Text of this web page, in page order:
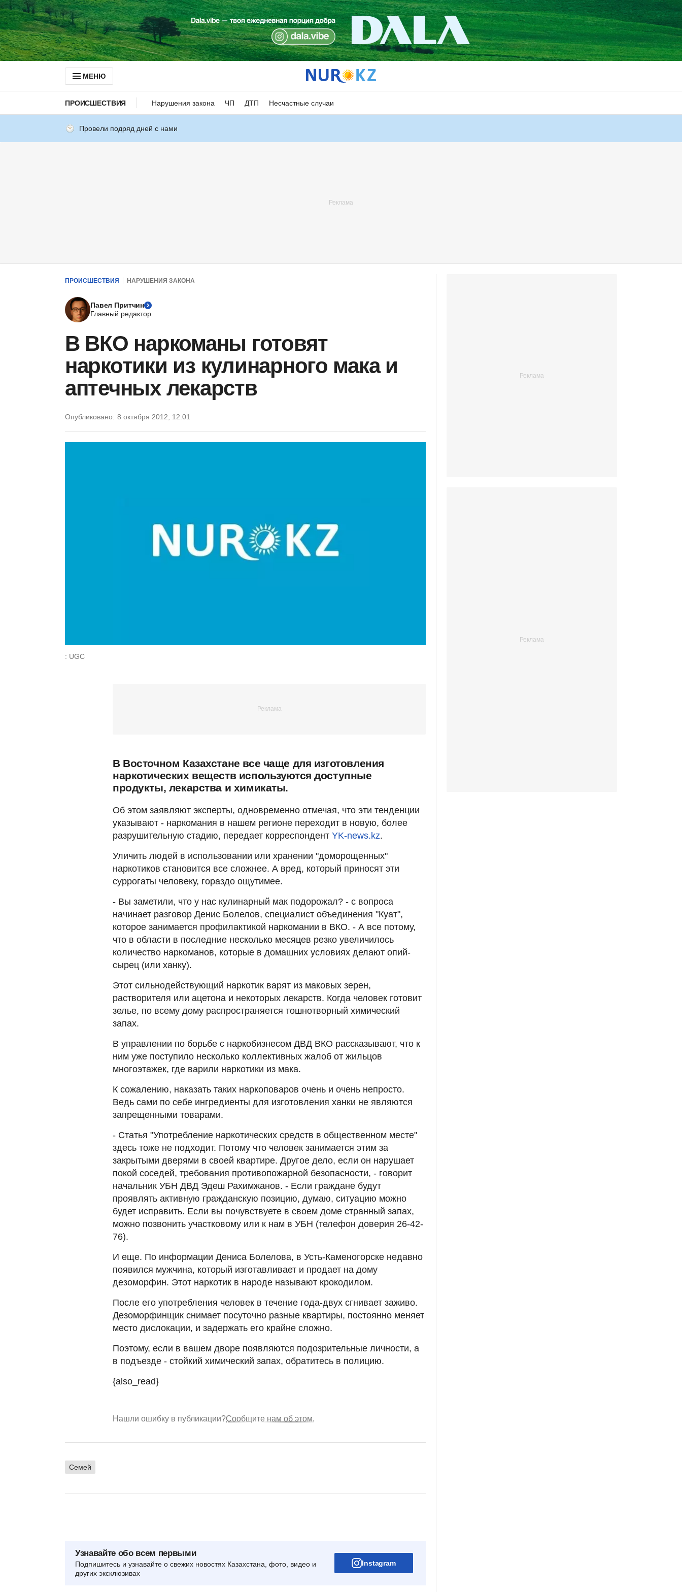
МЕНЮ
ПРОИСШЕСТВИЯ Нарушения закона ЧП ДТП Несчастные случаи
Провели подряд дней с нами
ПРОИСШЕСТВИЯ НАРУШЕНИЯ ЗАКОНА
Павел Притчин
Главный редактор
В ВКО наркоманы готовят
наркотики из кулинарного мака и
аптечных лекарств
Опубликовано: 8 октября 2012, 12:01
: UGC
В Восточном Казахстане все чаще для изготовления
наркотических веществ используются доступные
продукты, лекарства и химикаты.
Об этом заявляют эксперты, одновременно отмечая, что эти тенденции
указывают - наркомания в нашем регионе переходит в новую, более
разрушительную стадию, передает корреспондент YK-news.kz.
Уличить людей в использовании или хранении "доморощенных"
наркотиков становится все сложнее. А вред, который приносят эти
суррогаты человеку, гораздо ощутимее.
- Вы заметили, что у нас кулинарный мак подорожал? - с вопроса
начинает разговор Денис Болелов, специалист объединения "Куат",
которое занимается профилактикой наркомании в ВКО. - А все потому,
что в области в последние несколько месяцев резко увеличилось
количество наркоманов, которые в домашних условиях делают опий-
сырец (или ханку).
Этот сильнодействующий наркотик варят из маковых зерен,
растворителя или ацетона и некоторых лекарств. Когда человек готовит
зелье, по всему дому распространяется тошнотворный химический
запах.
В управлении по борьбе с наркобизнесом ДВД ВКО рассказывают, что к
ним уже поступило несколько коллективных жалоб от жильцов
многоэтажек, где варили наркотики из мака.
К сожалению, наказать таких наркоповаров очень и очень непросто.
Ведь сами по себе ингредиенты для изготовления ханки не являются
запрещенными товарами.
- Статья "Употребление наркотических средств в общественном месте"
здесь тоже не подходит. Потому что человек занимается этим за
закрытыми дверями в своей квартире. Другое дело, если он нарушает
покой соседей, требования противопожарной безопасности, - говорит
начальник УБН ДВД Эдеш Рахимжанов. - Если граждане будут
проявлять активную гражданскую позицию, думаю, ситуацию можно
будет исправить. Если вы почувствуете в своем доме странный запах,
можно позвонить участковому или к нам в УБН (телефон доверия 26-42-
76).
И еще. По информации Дениса Болелова, в Усть-Каменогорске недавно
появился мужчина, который изготавливает и продает на дому
дезоморфин. Этот наркотик в народе называют крокодилом.
После его употребления человек в течение года-двух сгнивает заживо.
Дезоморфинщик снимает посуточно разные квартиры, постоянно меняет
место дислокации, и задержать его крайне сложно.
Поэтому, если в вашем дворе появляются подозрительные личности, а
в подъезде - стойкий химический запах, обратитесь в полицию.
{also_read}
Нашли ошибку в публикации?Сообщите нам об этом.
Семей
Узнавайте обо всем первыми
Подпишитесь и узнавайте о свежих новостях Казахстана, фото, видео и
других эксклюзивах
Instagram